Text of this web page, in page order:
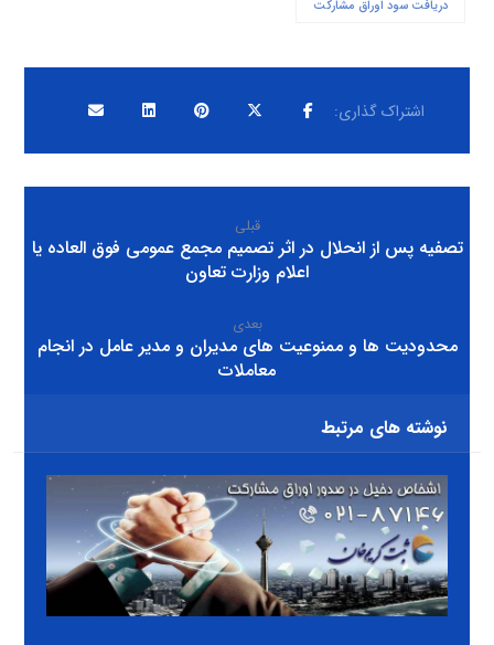
دریافت سود اوراق مشارکت
قبلی
تصفیه پس از انحلال در اثر تصمیم مجمع عمومی فوق العاده یا
اعلام وزارت تعاون
بعدی
محدودیت ها و ممنوعیت های مدیران و مدیر عامل در انجام
معاملات
نوشته های مرتبط